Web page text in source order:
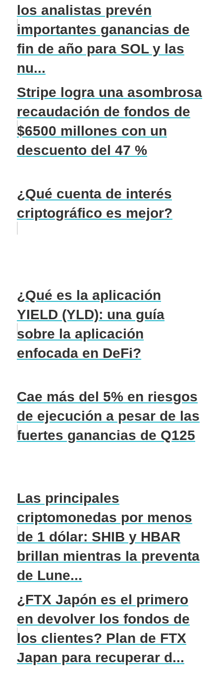
los analistas prevén
importantes ganancias de
fin de año para SOL y las
nu...
Stripe logra una asombrosa
recaudación de fondos de
$6500 millones con un
descuento del 47 %
¿Qué cuenta de interés
criptográfico es mejor?
¿Qué es la aplicación
YIELD (YLD): una guía
sobre la aplicación
enfocada en DeFi?
Cae más del 5% en riesgos
de ejecución a pesar de las
fuertes ganancias de Q125
Las principales
criptomonedas por menos
de 1 dólar: SHIB y HBAR
brillan mientras la preventa
de Lune...
¿FTX Japón es el primero
en devolver los fondos de
los clientes? Plan de FTX
Japan para recuperar d...